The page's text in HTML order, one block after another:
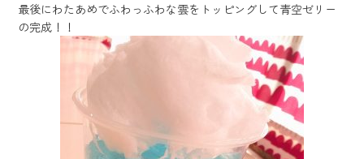
最後にわたあめでふわっふわな雲をトッピングして青空ゼリー
の完成！！